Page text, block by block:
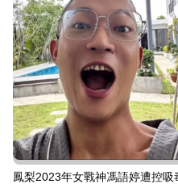
鳳梨2023年女戰神馮語婷遭控